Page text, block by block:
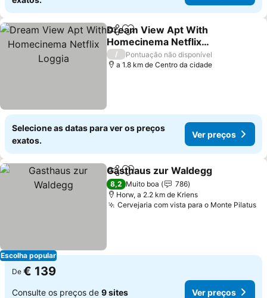
PartilharAdicionar aos favoritos
Dream View Apt With
Homecinema Netflix
Loggia
Ver preços
/
Pontuação não disponível
a 1.8 km de Centro da cidade
Selecione as datas para ver os preços
exatos.
Ver preços
Escolha popular
PartilharAdicionar aos favoritos
Gasthaus zur Waldegg
8,2 Muito boa
786
Horw, a 2.2 km de Kriens
Cervejaria com vista para o Monte Pilatus
De € 139
Consulte os preços de 9 sites Ver preços